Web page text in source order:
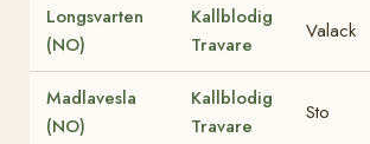
Longsvarten
(NO)
Kallblodig
Travare
Valack
Madlavesla
(NO)
Kallblodig
Travare
Sto